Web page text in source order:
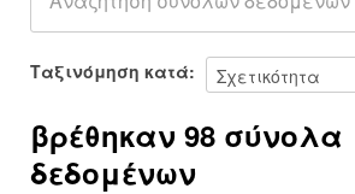
Ταξινόμηση κατά
βρέθηκαν 98 σύνολα
δεδομένων